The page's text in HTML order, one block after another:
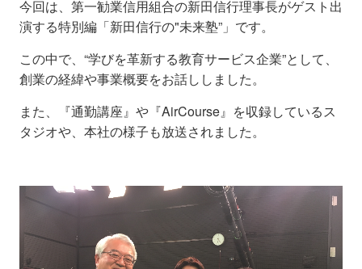
今回は、第一勧業信用組合の新田信行理事長がゲスト出
演する特別編「新田信行の"未来塾”」です。
この中で、“学びを革新する教育サービス企業”として、
創業の経緯や事業概要をお話ししました。
また、『通勤講座』や『AirCourse』を収録しているス
タジオや、本社の様子も放送されました。